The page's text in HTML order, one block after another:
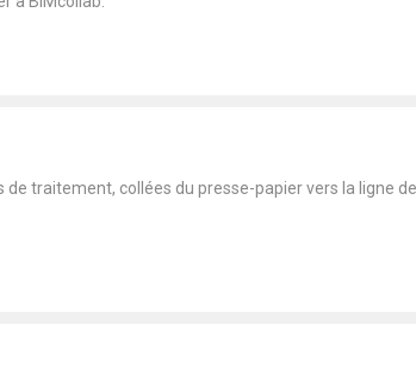
de traitement, collées du presse-papier vers la ligne